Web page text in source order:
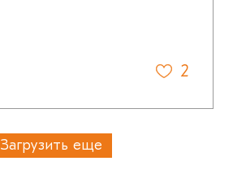
2
Загрузить еще